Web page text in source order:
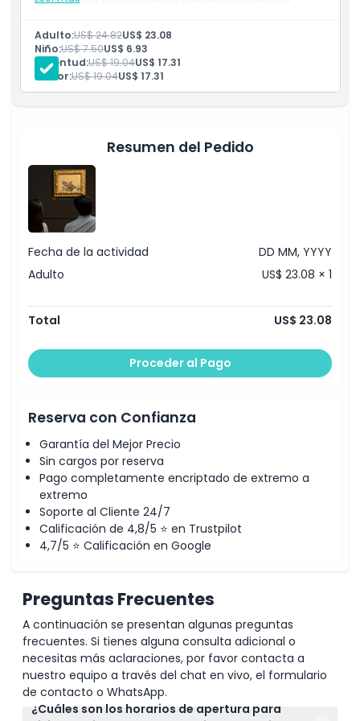
Exclusiones
Horario de Apertura
Ubicación
Cómo Llegar
Cómo Canjear
Política de Cancelación
Adulto:US$ 24.82US$ 23.08
Niño:US$ 7.50US$ 6.93
Juventud:US$ 19.04US$ 17.31
Senior:US$ 19.04US$ 17.31
Resumen del Pedido
Fecha de la actividad
DD MM, YYYY
Adulto
US$ 23.08 × 1
Total US$ 23.08
Proceder al Pago
Reserva con Confianza
Garantía del Mejor Precio
Sin cargos por reserva
Pago completamente encriptado de extremo a
extremo
Soporte al Cliente 24/7
Calificación de 4,8/5 ⭐ en Trustpilot
4,7/5 ⭐ Calificación en Google
Preguntas Frecuentes
A continuación se presentan algunas preguntas
frecuentes. Si tienes alguna consulta adicional o
necesitas más aclaraciones, por favor contacta a
nuestro equipo a través del chat en vivo, el formulario
de contacto o WhatsApp.
¿Cuáles son los horarios de apertura para